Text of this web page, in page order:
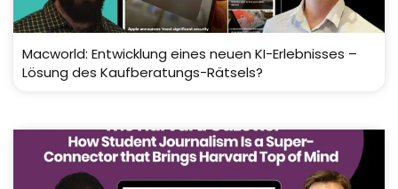
Macworld: Entwicklung eines neuen KI-Erlebnisses –
Lösung des Kaufberatungs-Rätsels?